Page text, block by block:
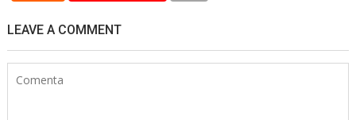
LEAVE A COMMENT